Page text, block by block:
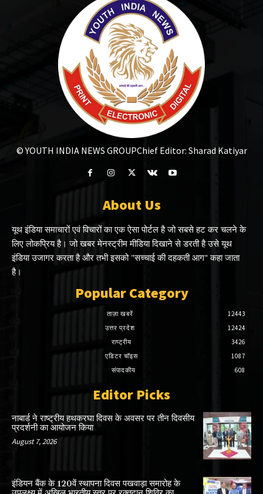
© YOUTH INDIA NEWS GROUPChief Editor: Sharad Katiyar
About Us
यूथ इंडिया समाचारों एवं विचारों का एक ऐसा पोर्टल है जो सबसे हट कर चलने के
लिए लोकप्रिय है। जो खबर मेनस्ट्रीम मीडिया दिखाने से डरती है उसे यूथ
इंडिया उजागर करता है और तभी इसको "सच्चाई की दहकती आग" कहा जाता
है।
Popular Category
ताज़ा खबरें
12443
उत्तर प्रदेश
12424
राष्ट्रीय
3426
एडिटर चॉइस
1087
संपादकीय
608
Editor Picks
नाबार्ड ने राष्ट्रीय हथकरघा दिवस के अवसर पर तीन दिवसीय
प्रदर्शनी का आयोजन किया
August 7, 2026
इंडियन बैंक के 120वें स्थापना दिवस पखवाड़ा समारोह के